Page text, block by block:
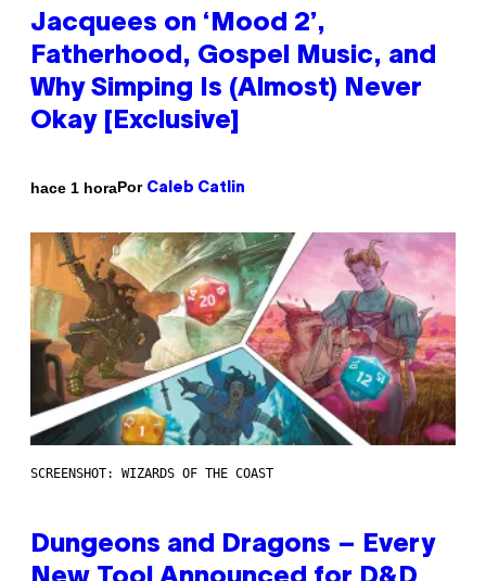
Jacquees on ‘Mood 2’,
Fatherhood, Gospel Music, and
Why Simping Is (Almost) Never
Okay [Exclusive]
hace 1 horaPor Caleb Catlin
SCREENSHOT: WIZARDS OF THE COAST
Dungeons and Dragons – Every